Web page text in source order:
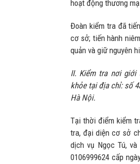
hoạt động thương
Đoàn kiểm tra đã
cơ sở; tiến hành
quản và giữ nguyên
II. Kiểm tra nơi giới
khỏe tại địa chỉ: số
Hà Nội.
Tại thời điểm kiểm
tra, đại diện cơ sở
dịch vụ Ngọc Tú,
0106999624 cấp